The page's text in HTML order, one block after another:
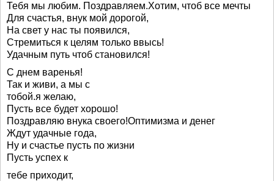
Тебя мы любим. Поздравляем.Хотим, чтоб все мечты
Для счастья, внук мой дорогой,
На свет у нас ты появился,
Стремиться к целям только ввысь!
Удачным путь чтоб становился!
С днем варенья!
Так и живи, а мы с
тобой.я желаю,
Пусть все будет хорошо!
Поздравляю внука своего!Оптимизма и денег
Ждут удачные года,
Ну и счастье пусть по жизни
Пусть успех к
тебе приходит,